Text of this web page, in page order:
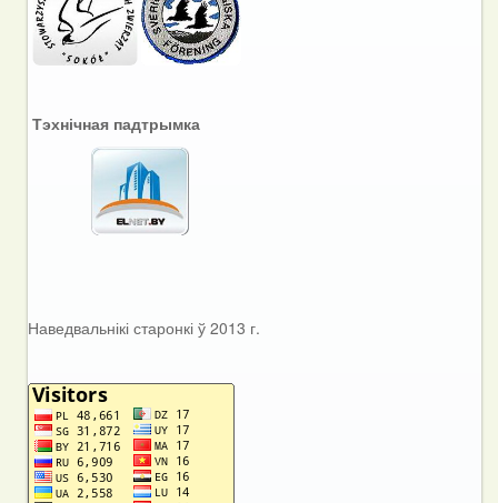
Тэхнічная падтрымка
Наведвальнікі старонкі ў 2013 г.